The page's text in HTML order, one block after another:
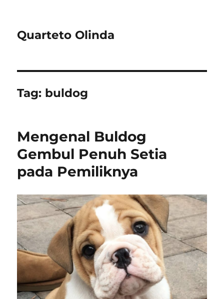
Quarteto Olinda
Tag: buldog
Mengenal Buldog
Gembul Penuh Setia
pada Pemiliknya